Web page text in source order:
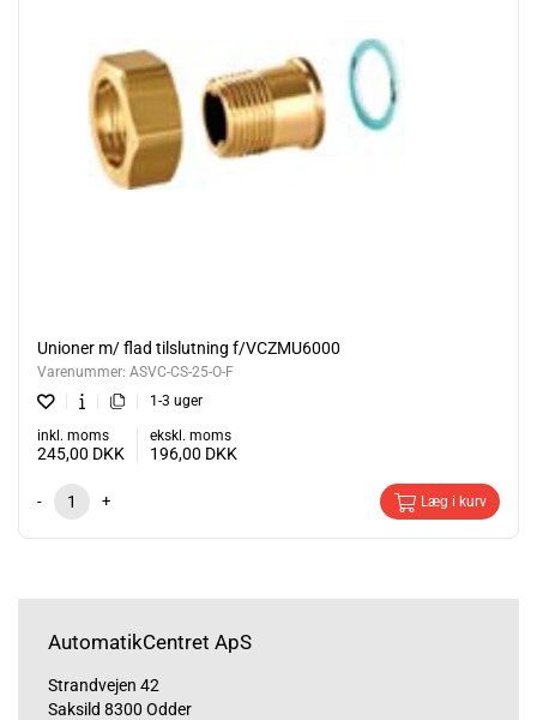
Unioner m/ flad tilslutning f/VCZMU6000
Varenummer: ASVC-CS-25-O-F
1-3 uger
inkl. moms
245,00 DKK
ekskl. moms
196,00 DKK
- + Læg i kurv
AutomatikCentret ApS
Strandvejen 42
Saksild 8300 Odder